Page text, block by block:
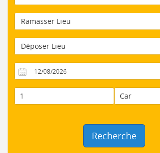
Recherche